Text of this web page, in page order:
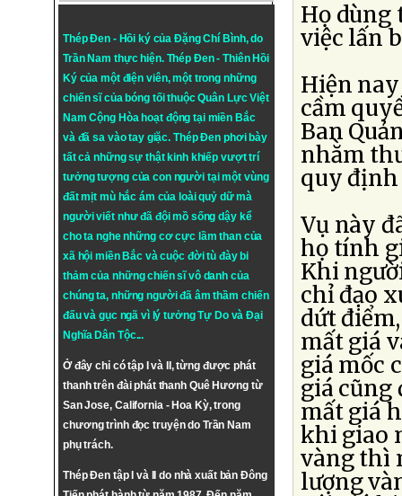
Thép Đen - Hồi ký của Đặng Chí Bình, do
Trần Nam thực hiện. Thép Đen- Thiên Hồi
Ký của một điện viên, một trong những
chiến sĩ của bóng tối thuộc Quân Lực Việt
Nam Cộng Hòa hoạt động tại miền Bắc
và đã sa vào tay giặc. Thép Đen phơi bày
tất cả những sự thật kinh khiếp vượt trí
tưởng tượng của con người tại một vùng
đất mịt mù hắc ám của loài quỷ dữ mà
người viết như đã đội mồ sống dậy kể
cho ta nghe những cơ cực lầm than của
xã hội miền Bắc và cuộc đời tù đày bi
thảm của những chiến sĩ vô danh của
chúng ta, những người đã âm thầm chiến
đấu và gục ngã vì lý tưởngTự DovàĐại
Nghĩa Dân Tộc...
Ở đây chỉ có tập I và II, từng được phát
thanh trên đài phát thanh Quê Hương từ
San Jose, California - Hoa Kỳ, trong
chương trình đọc truyện do Trần Nam
phụ trách.
Thép Đen tập I và II do nhà xuất bản Đông
Họ dùng
việc lấn
Hiện
cầm
Ban
nhằm
quy định
Vụ này
họ tính
Khi
chỉ đạo
dứt
mất giá
giá mốc
giá cũng
mất giá
khi giao
vàng thì
lượng